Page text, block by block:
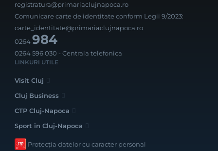
registratura@primariaclujnapoca.ro
Comunicare carte de identitate conform Legii 9/2023:
carte_identitate@primariaclujnapoca.ro
0264984
0264 596 030 - Centrala telefonica
LINKURI UTILE
Visit Cluj
Cluj Business
CTP Cluj-Napoca
Sport în Cluj-Napoca
Protecția datelor cu caracter personal